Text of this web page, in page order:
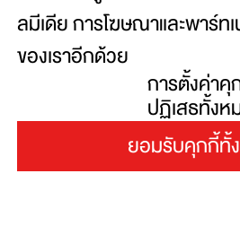
ข้อตกลงและเงื่อนไขการใช้งานเ
นโยบายความเป็นส่วนตัว
เว็บไซต์นี้ใช้คุกกี้เพื่อเพิ่มประสิท
ประสบการณ์ที่ดีในการใช้งานแล
เว็บไซต์นี้จะถือว่าคุณให้ความยิ
ภายใต้นโยบายการใช้คุกกี้ของเ
ลมีเดีย การโฆษณาและพาร์ท
ของเราอีกด้วย
การตั้งค่าคุ
ปฏิเสธทั้งห
ยอมรับคุกกี้ทั้